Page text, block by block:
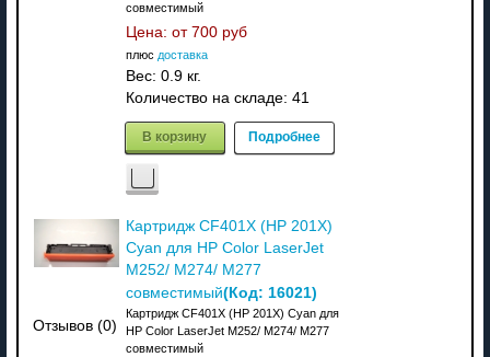
совместимый
Цена: от 700 руб
плюс доставка
Вес: 0.9 кг.
Количество на складе: 41
В корзину Подробнее
Отзывов (0)
Картридж CF401X (HP 201X)
Cyan для HP Color LaserJet
M252/ M274/ M277
совместимый(Код: 16021)
Картридж CF401X (HP 201X) Cyan для
HP Color LaserJet M252/ M274/ M277
совместимый